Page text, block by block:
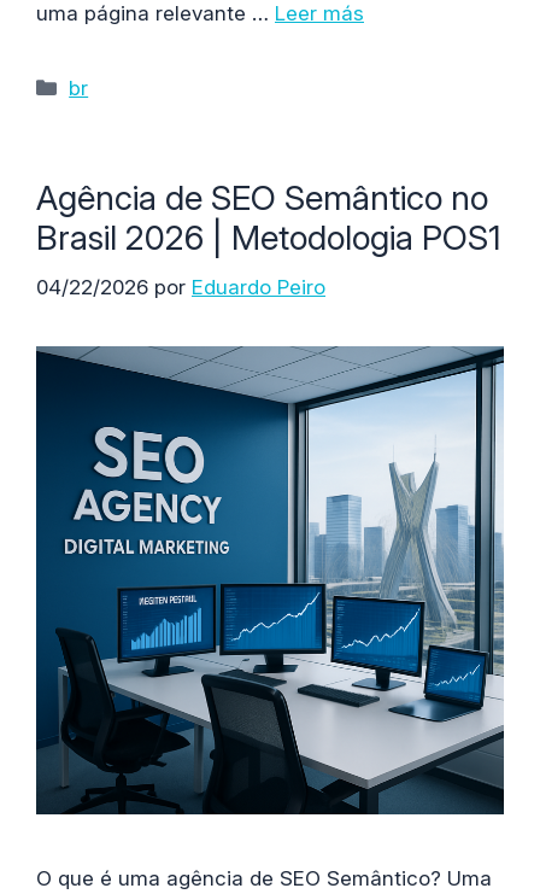
uma página relevante … Leer más
Categorías
br
Agência de SEO Semântico no
Brasil 2026 | Metodologia POS1
04/22/2026 por Eduardo Peiro
O que é uma agência de SEO Semântico? Uma